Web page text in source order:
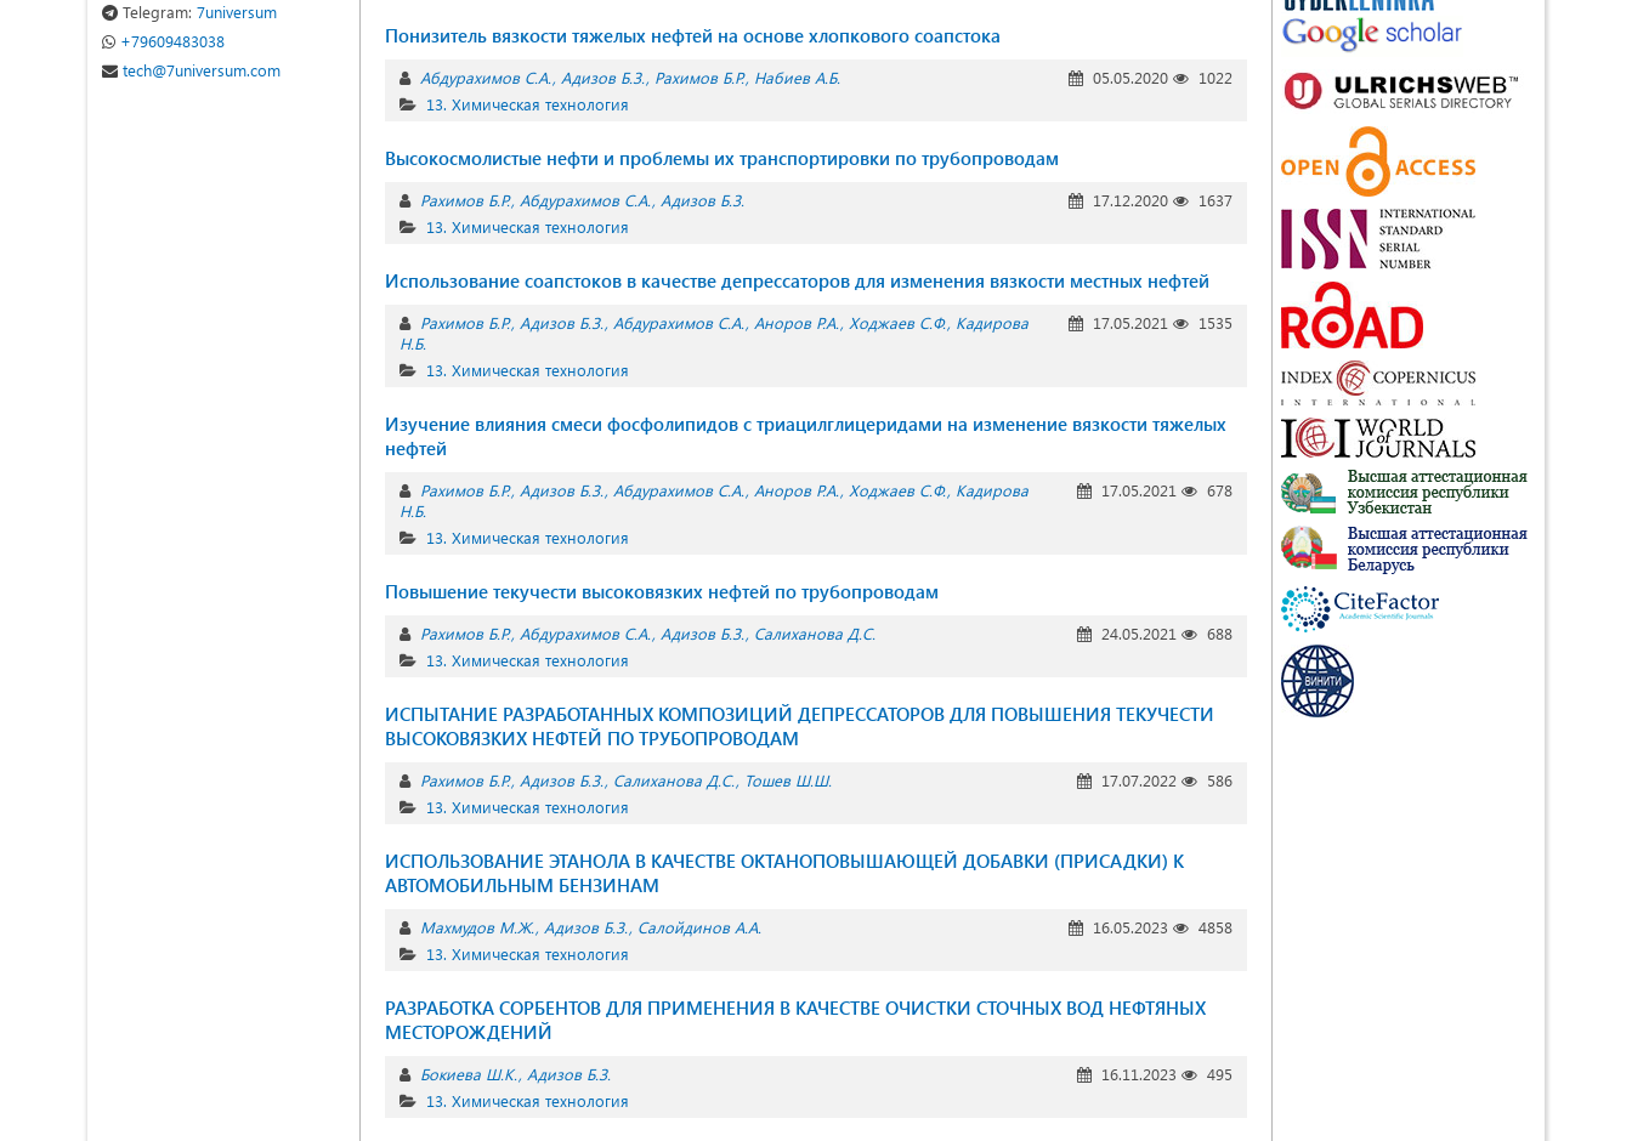
Понизитель вязкости тяжелых нефтей на основе хлопкового соапстока
Абдурахимов С.А. Адизов Б.З. Рахимов Б.Р. Набиев А.Б. 05.05.2020
1022
13. Химическая технология
Высокосмолистые нефти и проблемы их транспортировки по трубопроводам
Рахимов Б.Р. Абдурахимов С.А. Адизов Б.З. 17.12.2020
1637
13. Химическая технология
Использование соапстоков в качестве депрессаторов для изменения вязкости местных нефтей
Рахимов Б.Р. Адизов Б.З. Абдурахимов С.А. Аноров Р.А. Ходжаев С.Ф. Кадирова
Н.Б.
17.05.2021 1535
13. Химическая технология
Изучение влияния смеси фосфолипидов с триацилглицеридами на изменение вязкости тяжелых
нефтей
Рахимов Б.Р. Адизов Б.З. Абдурахимов С.А. Аноров Р.А. Ходжаев С.Ф. Кадирова
Н.Б.
17.05.2021 678
13. Химическая технология
Повышение текучести высоковязких нефтей по трубопроводам
Рахимов Б.Р. Абдурахимов С.А. Адизов Б.З. Салиханова Д.С. 24.05.2021
688
13. Химическая технология
ИСПЫТАНИЕ РАЗРАБОТАННЫХ КОМПОЗИЦИЙ ДЕПРЕССАТОРОВ ДЛЯ ПОВЫШЕНИЯ ТЕКУЧЕСТИ
ВЫСОКОВЯЗКИХ НЕФТЕЙ ПО ТРУБОПРОВОДАМ
Рахимов Б.Р. Адизов Б.З. Салиханова Д.С. Тошев Ш.Ш. 17.07.2022
586
13. Химическая технология
ИСПОЛЬЗОВАНИЕ ЭТАНОЛА В КАЧЕСТВЕ ОКТАНОПОВЫШАЮЩЕЙ ДОБАВКИ (ПРИСАДКИ) К
АВТОМОБИЛЬНЫМ БЕНЗИНАМ
Махмудов М.Ж. Адизов Б.З. Салойдинов А.А. 16.05.2023
4858
13. Химическая технология
РАЗРАБОТКА СОРБЕНТОВ ДЛЯ ПРИМЕНЕНИЯ В КАЧЕСТВЕ ОЧИСТКИ СТОЧНЫХ ВОД НЕФТЯНЫХ
МЕСТОРОЖДЕНИЙ
Бокиева Ш.К. Адизов Б.З. 16.11.2023
495
13. Химическая технология
Telegram: 7universum
+79609483038
tech@7universum.com